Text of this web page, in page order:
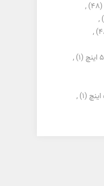
(48)
,
,
,
(1)
,
(1)
,